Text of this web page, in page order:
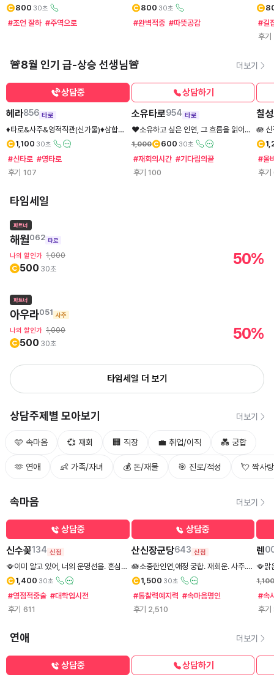
답답한 마음을 풀어 드립니다.
800 30초
#조언 잘하 #주역으로
되어드릴게요
800 30초
#완벽적중 #따뜻공감
#길
후기
🚨8월 인기 급-상승 선생님🚨 더보기
상담중
헤라856 타로
♦️타로&사주&영적직관(신가물)♦️삼합으
로 완성하는 개인별 맞춤 진단 🔮타로명
의:헤라의 영검한 운세 처방전🔮
1,100 30초
#신타로 #영타로
후기 107
상담하기
소유타로954 타로
❤️소유하고 싶은 인연, 그 흐름을 읽어드
립니다.❤️속마음부터 연락운, 재회의 흐
름까지 현실적으로 읽어드립니다. 🙏
1,000 600 30초
#재회의시간 #기다림의끝
후기 100
칠
🪷 신
다
#올
후기
타임세일
타임세일
해월062 타로
나의 할인가 1,000 50%
500 30초
타임세일
아우라051 사주
나의 할인가 1,000 50%
500 30초
타임세일 더 보기
상담주제별 모아보기 더보기
🩵 속마음 💞 재회 🏢 직장 💼 취업/이직 💑 궁합
🫶 연애 👶 가족/자녀 💰 돈/재물 🎯 진로/적성 💘 짝사
속마음 더보기
상담중
신수꽃134 신점
🪭이미 알고 있어, 너의 운명선을. 혼심적
중의 무녀 -신수꽃.
1,400 30초
#영점적중술 #대학입시전
후기 611
상담중
산신장군당643 신점
🪷소중한인연,애정 궁합. 재회운. 사주.
금전사업.매매. 꿈해몽~ 신령님의맑은영
의공수로 찾아주시는모든분들진심으로
🙏전달해드리겠습니다 🪷
1,500 30초
#통찰력예지력 #속마음명인
후기 2,510
렌
🪭맑
#속
후기
연애 더보기
상담중 상담하기